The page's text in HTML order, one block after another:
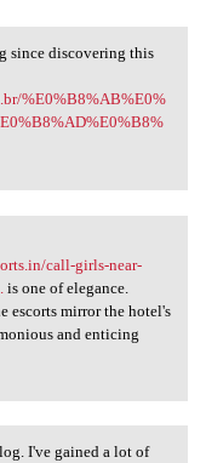
since discovering this
%E0%B8%AB%E0%
https:
call-girls-near-
is one of elegance.
escorts mirror the hotel's
and enticing
I've gained a lot of